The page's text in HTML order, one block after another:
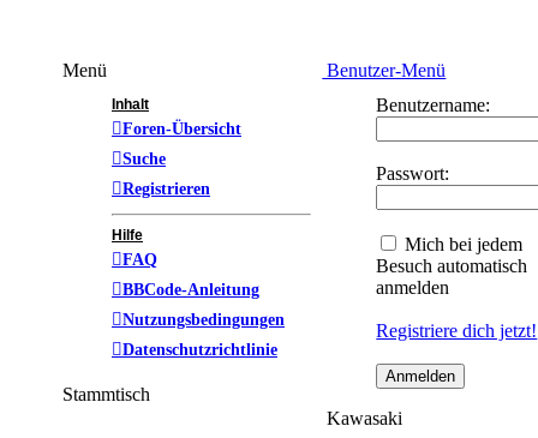
Menü
Inhalt
Foren-Übersicht
Suche
Registrieren
Hilfe
FAQ
BBCode-Anleitung
Nutzungsbedingungen
Datenschutzrichtlinie
Stammtisch
Benutzer-Menü
Benutzername:
Passwort:
Mich bei jedem
Besuch automatisch
anmelden
Registriere dich jetzt!
Kawasaki